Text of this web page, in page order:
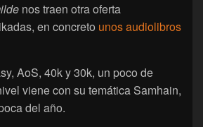
nos traen otra oferta
en concreto unos audiolibros
AoS, 40k y 30k, un poco de
viene con su temática Samhain,
del año.